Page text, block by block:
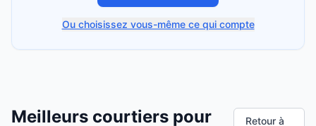
Ou choisissez vous-même ce qui compte
Meilleurs courtiers pour
Retour à